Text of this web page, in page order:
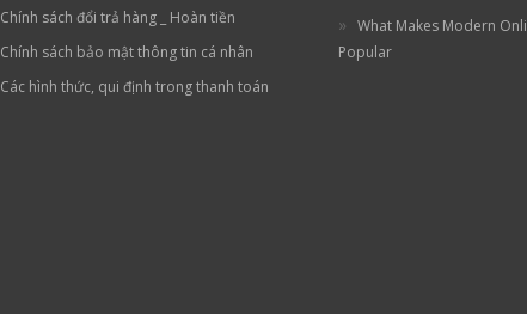
Chính sách đổi trả hàng _ Hoàn tiền
Chính sách bảo mật thông tin cá nhân
Các hình thức, qui định trong thanh toán
What Makes Modern
Popular